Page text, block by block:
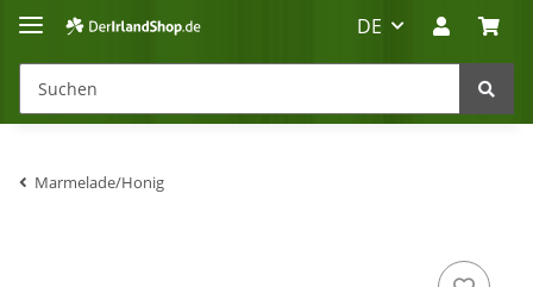
DE
Marmelade/Honig